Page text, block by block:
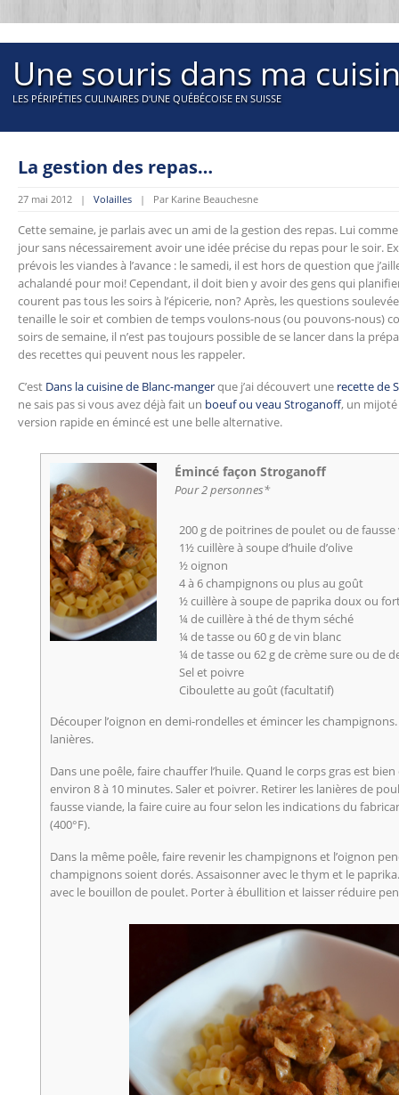
Une souris dans ma
LES PÉRIPÉTIES CULINAIRES D'UNE QUÉBÉCOISE EN SUISSE
La gestion des repas…
27 mai 2012 | Volailles | Par Karine Beauchesne
Cette semaine, je parlais avec un ami de la gestion des repas. Lui
jour sans nécessairement avoir une idée précise du repas pour le soir.
prévois les viandes à l’avance : le samedi, il est hors de question que
achalandé pour moi! Cependant, il doit bien y avoir des gens qui
courent pas tous les soirs à l’épicerie, non? Après, les questions
tenaille le soir et combien de temps voulons-nous (ou pouvons-nous)
soirs de semaine, il n’est pas toujours possible de se lancer dans la
des recettes qui peuvent nous les rappeler.
C’est Dans la cuisine de Blanc-mangerque j’ai découvert une recette de
ne sais pas si vous avez déjà fait un boeuf ou veau Stroganoff, un
version rapide en émincé est une belle alternative.
Émincé façon Stroganoff
Pour 2 personnes*
200 g de poitrines de poulet ou de
1½ cuillère à soupe d’huile d’olive
½ oignon
4 à 6 champignons ou plus au goût
½ cuillère à soupe de paprika doux ou
¼ de cuillère à thé de thym séché
¼ de tasse ou 60 g de vin blanc
¼ de tasse ou 62 g de crème sure ou de
Sel et poivre
Ciboulette au goût (facultatif)
Découper l’oignon en demi-rondelles et émincer les
lanières.
Dans une poêle, faire chauffer l’huile. Quand le corps gras est
environ 8 à 10 minutes. Saler et poivrer. Retirer les lanières de
fausse viande, la faire cuire au four selon les indications du
(400°F).
Dans la même poêle, faire revenir les champignons et l’oignon
champignons soient dorés. Assaisonner avec le thym et le
avec le bouillon de poulet. Porter à ébullition et laisser réduire